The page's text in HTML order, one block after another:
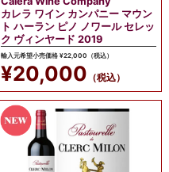
カレラ ワイン カンパニー マウン
ト ハーラン ピノ ノワール セレッ
ク ヴィンヤード 2019
輸入元希望小売価格 ¥22,000（税込）
¥20,000 （税込）